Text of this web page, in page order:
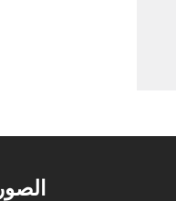
الصور